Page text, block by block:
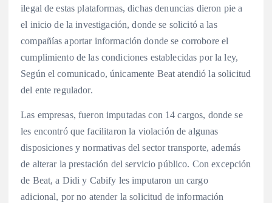
ilegal de estas plataformas, dichas denuncias dieron pie a
el inicio de la investigación, donde se solicitó a las
compañías aportar información donde se corrobore el
cumplimiento de las condiciones establecidas por la ley,
Según el comunicado, únicamente Beat atendió la solicitud
del ente regulador.
Las empresas, fueron imputadas con 14 cargos, donde se
les encontró que facilitaron la violación de algunas
disposiciones y normativas del sector transporte, además
de alterar la prestación del servicio público. Con excepción
de Beat, a Didi y Cabify les imputaron un cargo
adicional, por no atender la solicitud de información